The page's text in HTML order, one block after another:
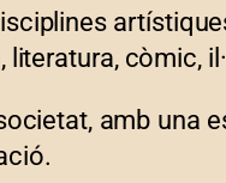
còmic,
amb